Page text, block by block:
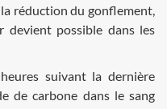
la réduction du gonflement,
devient possible dans les
suivant la dernière
de carbone dans le sang